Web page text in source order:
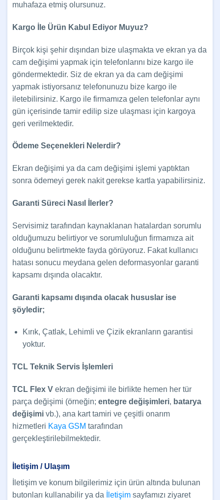
muhafaza etmiş olursunuz.
Kargo İle Ürün Kabul Ediyor Muyuz?
Birçok kişi şehir dışından bize ulaşmakta ve ekran ya da
cam değişimi yapmak için telefonlarını bize kargo ile
göndermektedir. Siz de ekran ya da cam değişimi
yapmak istiyorsanız telefonunuzu bize kargo ile
iletebilirsiniz. Kargo ile firmamıza gelen telefonlar aynı
gün içerisinde tamir edilip size ulaşması için kargoya
geri verilmektedir.
Ödeme Seçenekleri Nelerdir?
Ekran değişimi ya da cam değişimi işlemi yaptıktan
sonra ödemeyi gerek nakit gerekse kartla yapabilirsiniz.
Garanti Süreci Nasıl İlerler?
Servisimiz tarafından kaynaklanan hatalardan sorumlu
olduğumuzu belirtiyor ve sorumluluğun firmamıza ait
olduğunu belirtmekte fayda görüyoruz. Fakat kullanıcı
hatası sonucu meydana gelen deformasyonlar garanti
kapsamı dışında olacaktır.
Garanti kapsamı dışında olacak hususlar ise
şöyledir;
Kırık, Çatlak, Lehimli ve Çizik ekranların garantisi
yoktur.
TCL Teknik Servis İşlemleri
TCL Flex V ekran değişimi ile birlikte hemen her tür
parça değişimi (örneğin; entegre değişimleri, batarya
değişimi vb.), ana kart tamiri ve çeşitli onarım
hizmetleri Kaya GSM tarafından
gerçekleştirilebilmektedir.
İletişim / Ulaşım
İletişim ve konum bilgilerimiz için ürün altında bulunan
butonları kullanabilir ya da
İletişim sayfamızı ziyaret